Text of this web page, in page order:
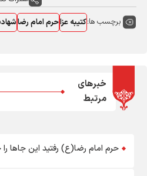
برچسب ها:کتیبه عزاحرم امام رضاشهادت
خبرهای
مرتبط
حرم امام رضا(ع) رفتید این جاها را